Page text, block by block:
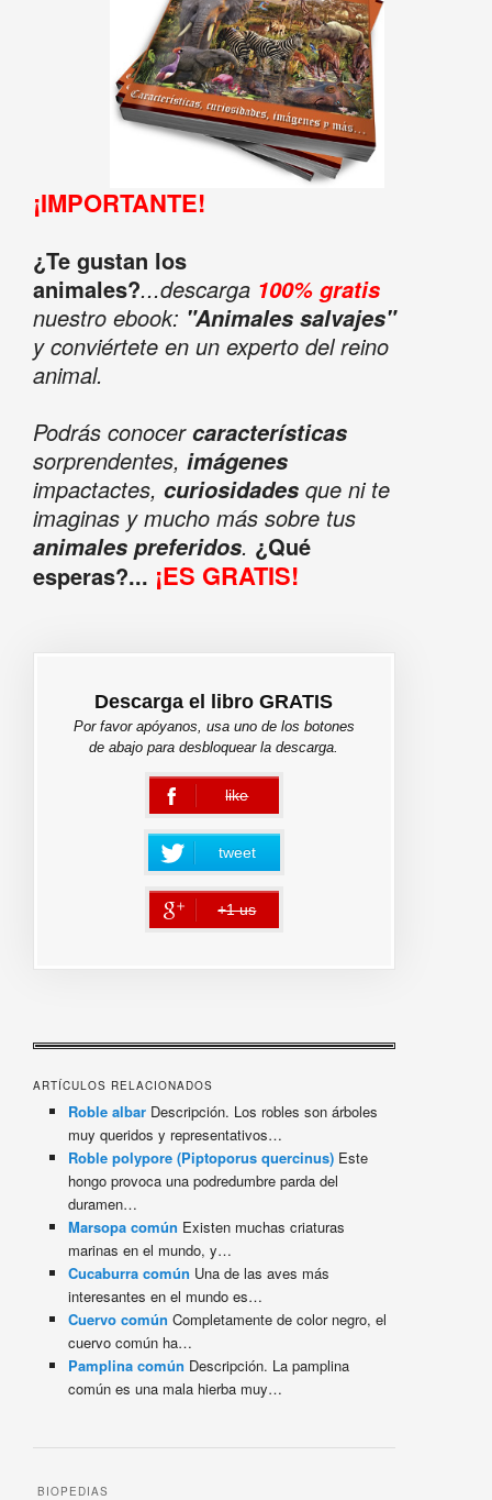
¡IMPORTANTE!
¿Te gustan los
animales?...descarga 100% gratis
nuestro ebook: "Animales salvajes"
y conviértete en un experto del reino
animal.
Podrás conocercaracterísticas
sorprendentes, imágenes
impactactes, curiosidadesque ni te
imaginas y mucho más sobre tus
animales preferidos. ¿Qué
esperas?... ¡ES GRATIS!
Descarga el libro GRATIS
Por favor apóyanos, usa uno de los botones
de abajo para desbloquear la descarga.
like
error
tweet
+1 us
error
ARTÍCULOS RELACIONADOS
Roble albar Descripción. Los robles son árboles
muy queridos y representativos…
Roble polypore (Piptoporus quercinus) Este
hongo provoca una podredumbre parda del
duramen…
Marsopa común Existen muchas criaturas
marinas en el mundo, y…
Cucaburra común Una de las aves más
interesantes en el mundo es…
Cuervo común Completamente de color negro, el
cuervo común ha…
Pamplina común Descripción. La pamplina
común es una mala hierba muy…
BIOPEDIAS